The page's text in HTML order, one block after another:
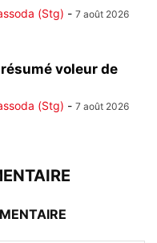
(Stg) - 7 août 2026
voleur de
(Stg) - 7 août 2026